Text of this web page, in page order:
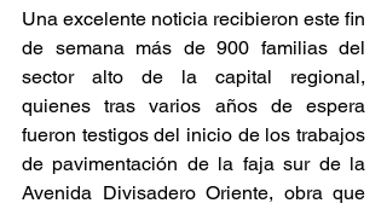
Una excelente noticia recibieron este fin
de semana más de 900 familias del
sector alto de la capital regional,
quienes tras varios años de espera
fueron testigos del inicio de los trabajos
de pavimentación de la faja sur de la
Avenida Divisadero Oriente, obra que